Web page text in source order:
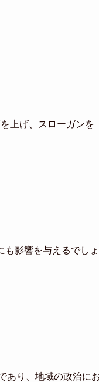
上げ、スローガンを
影響を与えるでしょ
あり、地域の政治に